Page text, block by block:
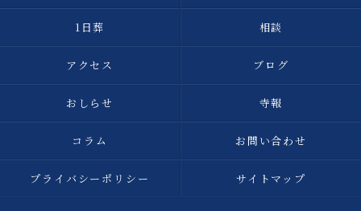
1日葬 相談
アクセス ブログ
おしらせ 寺報
コラム お問い合わせ
プライバシーポリシー サイトマップ